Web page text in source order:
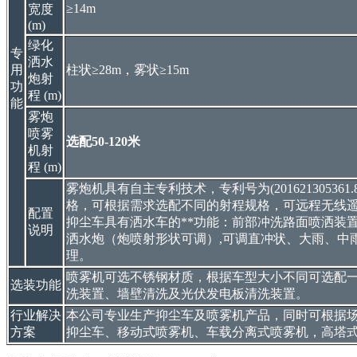
专
用
功
能
宽度
(m)
≥14m
绿化
洒水
炮射
程 (m)
柱状≥28m，雾状≥15m
雾炮
喷雾
机射
程 (m)
选配50-120米
配置
说明
雾炮机具有自主专利技术，专利号为
格，可根据需求选配不同的射程规格，可远程无线
抑尘车具有洒水车的**功能：前部冲洗路面喷洒装
洒水炮（炮喷射形状可调）,可调直冲状、大雨、
理。
选装功能
喷雾机可选不锈钢材质，根据车型大小不同可选配
洗装置、墙壁清洗及光伏发电板清洗装置。
行业解决
方案
本公司专业生产抑尘车及喷雾机产品，同时可根据
抑尘车、移动式喷雾机、车载分离式喷雾机，高塔